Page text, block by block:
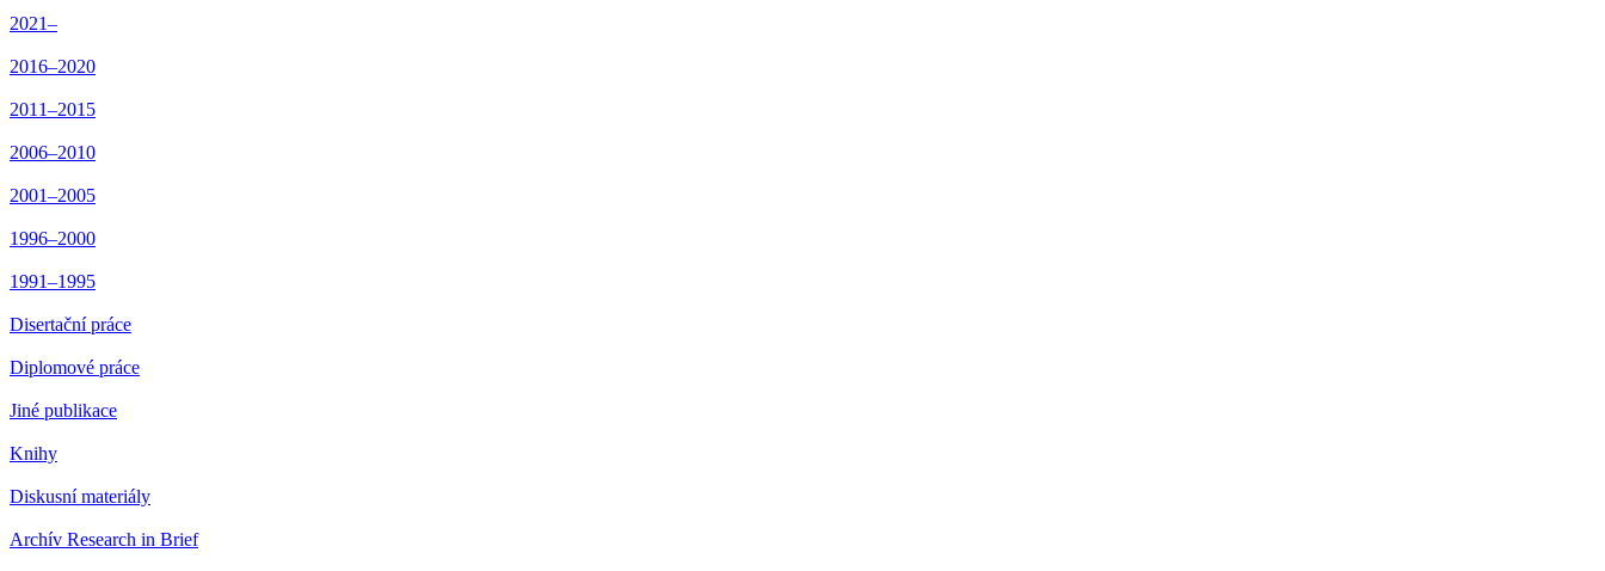
2021–
2016–2020
2011–2015
2006–2010
2001–2005
1996–2000
1991–1995
Disertační práce
Diplomové práce
Jiné publikace
Knihy
Diskusní materiály
Archív Research in Brief